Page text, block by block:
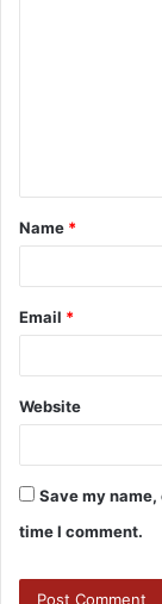
Name *
Email *
Website
Save my
time I comment.